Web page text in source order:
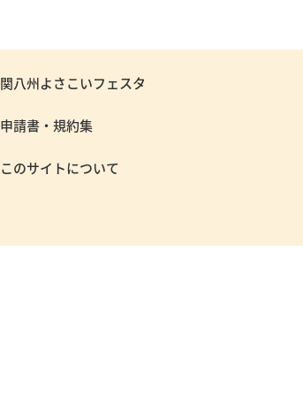
関八州よさこいフェスタ
申請書・規約集
このサイトについて